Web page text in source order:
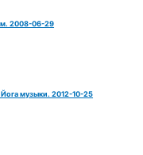
2008-06-29
Йога музыки. 2012-10-25